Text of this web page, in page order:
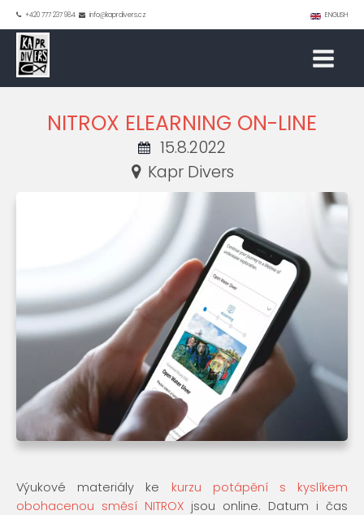
+420 777 237 984 info@kaprdivers.cz ENGLISH
NITROX ELEARNING ON-LINE
15.8.2022
Kapr Divers
Výukové materiály ke kurzu potápění s kyslíkem
obohacenou směsí NITROX jsou online. Datum i čas